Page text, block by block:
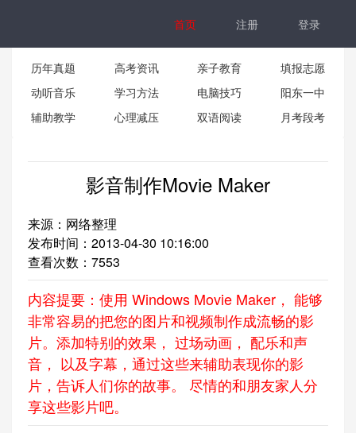
首页 注册 登录
历年真题 高考资讯 亲子教育
填报志愿
动听音乐
学习方法 电脑技巧
阳东一中
辅助教学
心理减压 双语阅读 月考段考
影音制作Movie Maker
来源：网络整理
发布时间：2013-04-30 10:16:00
查看次数： 7553
内容提要：使用 Windows Movie Maker， 能够
非常容易的把您的图片和视频制作成流畅的影
片。添加特别的效果， 过场动画， 配乐和声
音， 以及字幕，通过这些来辅助表现你的影
片，告诉人们你的故事。 尽情的和朋友家人分
享这些影片吧。